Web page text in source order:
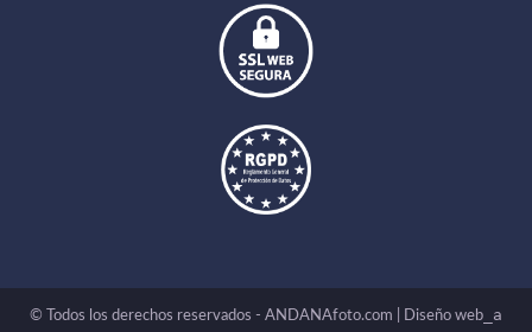
© Todos los derechos reservados - ANDANAfoto.com | Diseño web _a